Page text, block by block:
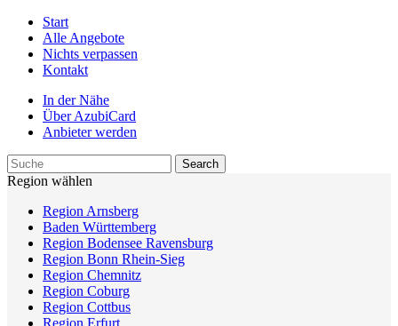
Start
Alle Angebote
Nichts verpassen
Kontakt
In der Nähe
Über AzubiCard
Anbieter werden
Region wählen
Region Arnsberg
Baden Württemberg
Region Bodensee Ravensburg
Region Bonn Rhein-Sieg
Region Chemnitz
Region Coburg
Region Cottbus
Region Erfurt